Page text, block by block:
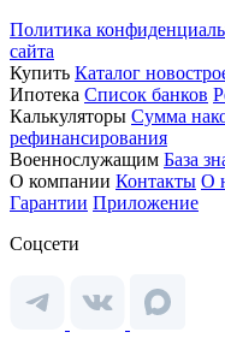
Политика
сайта
Купить Каталог
Ипотека Список банков
Калькуляторы Сумма
рефинансирования
Военнослужащим База
О компании Контакты О
Гарантии Приложение
Соцсети